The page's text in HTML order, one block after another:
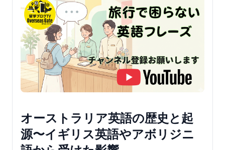
オーストラリア英語の歴史と起
源〜イギリス英語やアボリジニ